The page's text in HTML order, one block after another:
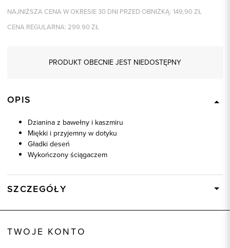
NAJNIŻSZA CENA W OKRESIE 30 DNI PRZED OBNIŻKĄ: 149,90 ZŁ
CENA REGULARNA: 299.90 ZŁ
PRODUKT OBECNIE JEST NIEDOSTĘPNY
OPIS
Dzianina z bawełny i kaszmiru
Miękki i przyjemny w dotyku
Gładki deseń
Wykończony ściągaczem
SZCZEGÓŁY
TWOJE KONTO